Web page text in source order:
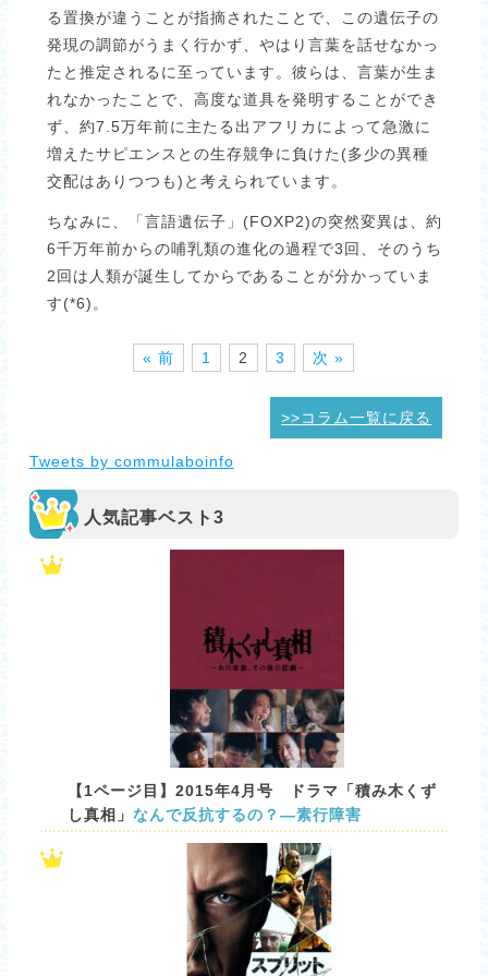
る置換が違うことが指摘されたことで、この遺伝子の
発現の調節がうまく行かず、やはり言葉を話せなかっ
たと推定されるに至っています。彼らは、言葉が生ま
れなかったことで、高度な道具を発明することができ
ず、約7.5万年前に主たる出アフリカによって急激に
増えたサピエンスとの生存競争に負けた(多少の異種
交配はありつつも)と考えられています。
ちなみに、「言語遺伝子」(FOXP2)の突然変異は、約
6千万年前からの哺乳類の進化の過程で3回、そのうち
2回は人類が誕生してからであることが分かっていま
す(*6)。
« 前 1 2 3 次 »
>>コラム一覧に戻る
Tweets by commulaboinfo
人気記事ベスト3
【1ページ目】2015年4月号 ドラマ「積み木くず
し真相」 なんで反抗するの？―素行障害